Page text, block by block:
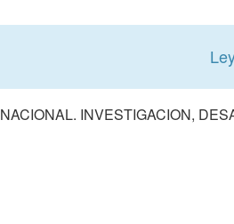
INVESTIGACION,